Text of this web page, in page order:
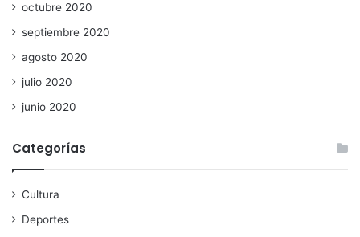
octubre 2020
septiembre 2020
agosto 2020
julio 2020
junio 2020
Categorías
Cultura
Deportes